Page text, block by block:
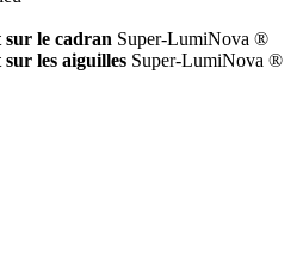
sur le cadran Super-LumiNova ®
les aiguilles Super-LumiNova ®